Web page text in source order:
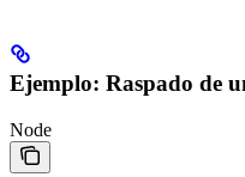
Ejemplo: Raspado de
Node